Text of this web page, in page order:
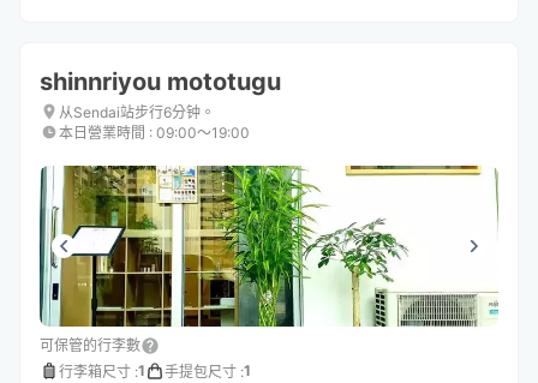
shinnriyou mototugu
从Sendai站步行6分钟。
本日營業時間 : 09:00〜19:00
可保管的行李數
行李箱尺寸 :1 手提包尺寸 :1